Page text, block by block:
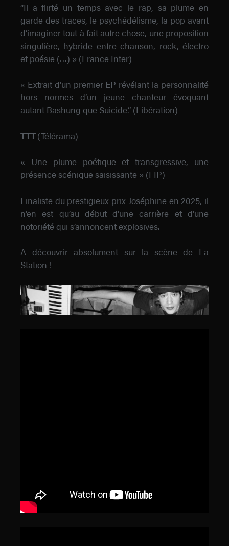
“Il a flirté un temps avec le rap, sa plume en
garde des traces, le psychédélisme, la pop avant
d’imaginer tout à fait autre chose, une proposition
singulière, hybride entre chanson, rock, électro
et poésie (…) » (France Inter)
« Extrait d’un premier EP révélant la personnalité
hors normes d’un jeune chanteur évoquant
autant Bashung que Suicide.” (Libération)
TTT(Télérama)
« Une plume poétique et transgressive, une
présence scénique saisissante » (FIP)
Finaliste du prestigieux prix Joséphine en 2025, il
n’en est qu’au début d’une carrière et d’une
notoriété qui s’annoncent explosives.
A découvrir absolument sur la scène de La
Station !